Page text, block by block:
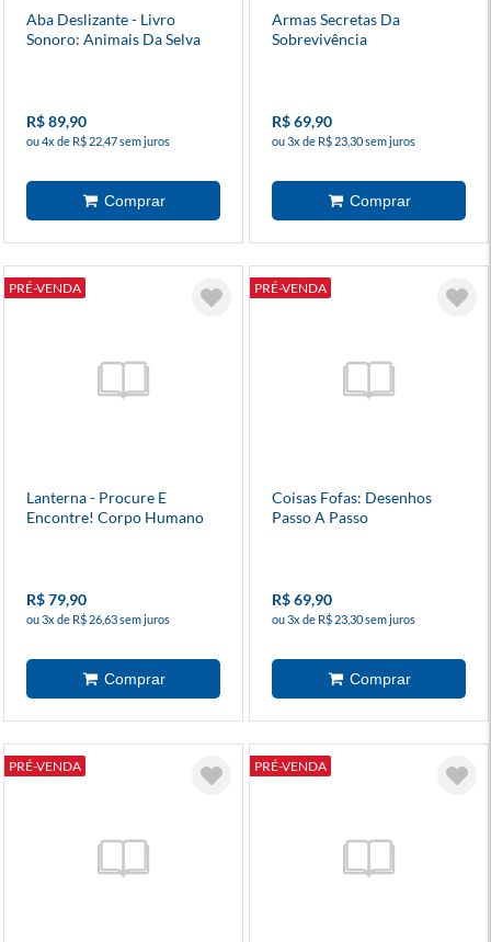
Aba Deslizante - Livro
Sonoro: Animais Da Selva
R$ 89,90
ou 4x de R$ 22,47 sem juros
Armas Secretas Da
Sobrevivência
R$ 69,90
ou 3x de R$ 23,30 sem juros
PRÉ-VENDA
Lanterna - Procure E
Encontre! Corpo Humano
R$ 79,90
ou 3x de R$ 26,63 sem juros
PRÉ-VENDA
Coisas Fofas: Desenhos
Passo A Passo
R$ 69,90
ou 3x de R$ 23,30 sem juros
PRÉ-VENDA PRÉ-VENDA